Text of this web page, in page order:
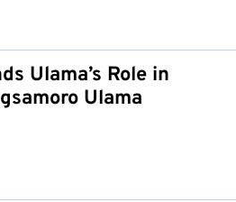
Ulama’s Role in
Ulama